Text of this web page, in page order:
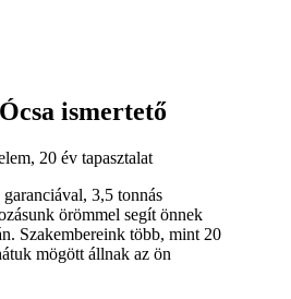
ismertető
20 év tapasztalat
3,5 tonnás
örömmel segít önnek
Szakembereink több, mint 20
mögött állnak az ön